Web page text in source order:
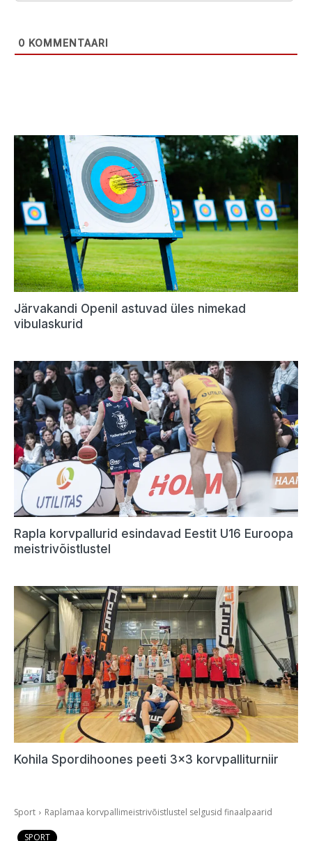
0 KOMMENTAARI
Järvakandi Openil astuvad üles nimekad
vibulaskurid
Rapla korvpallurid esindavad Eestit U16 Euroopa
meistrivõistlustel
Kohila Spordihoones peeti 3×3 korvpalliturniir